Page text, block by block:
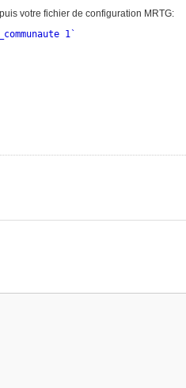
votre fichier de configuration MRTG: